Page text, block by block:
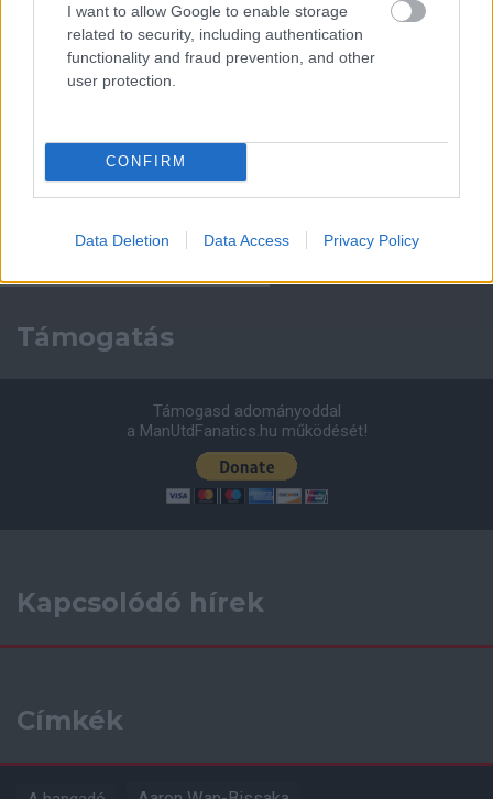
I want to allow Google to enable storage
related to security, including authentication
functionality and fraud prevention, and other
user protection.
CONFIRM
Data Deletion Data Access Privacy Policy
Felkészülési szezon 4. mérkőzés
Nya Ullevi, Göteborg
2026-08-08 17:00
Leeds UnitedvsManchester United
Támogatás
Támogasd adományoddal
a ManUtdFanatics.hu működését!
Kapcsolódó hírek
Címkék